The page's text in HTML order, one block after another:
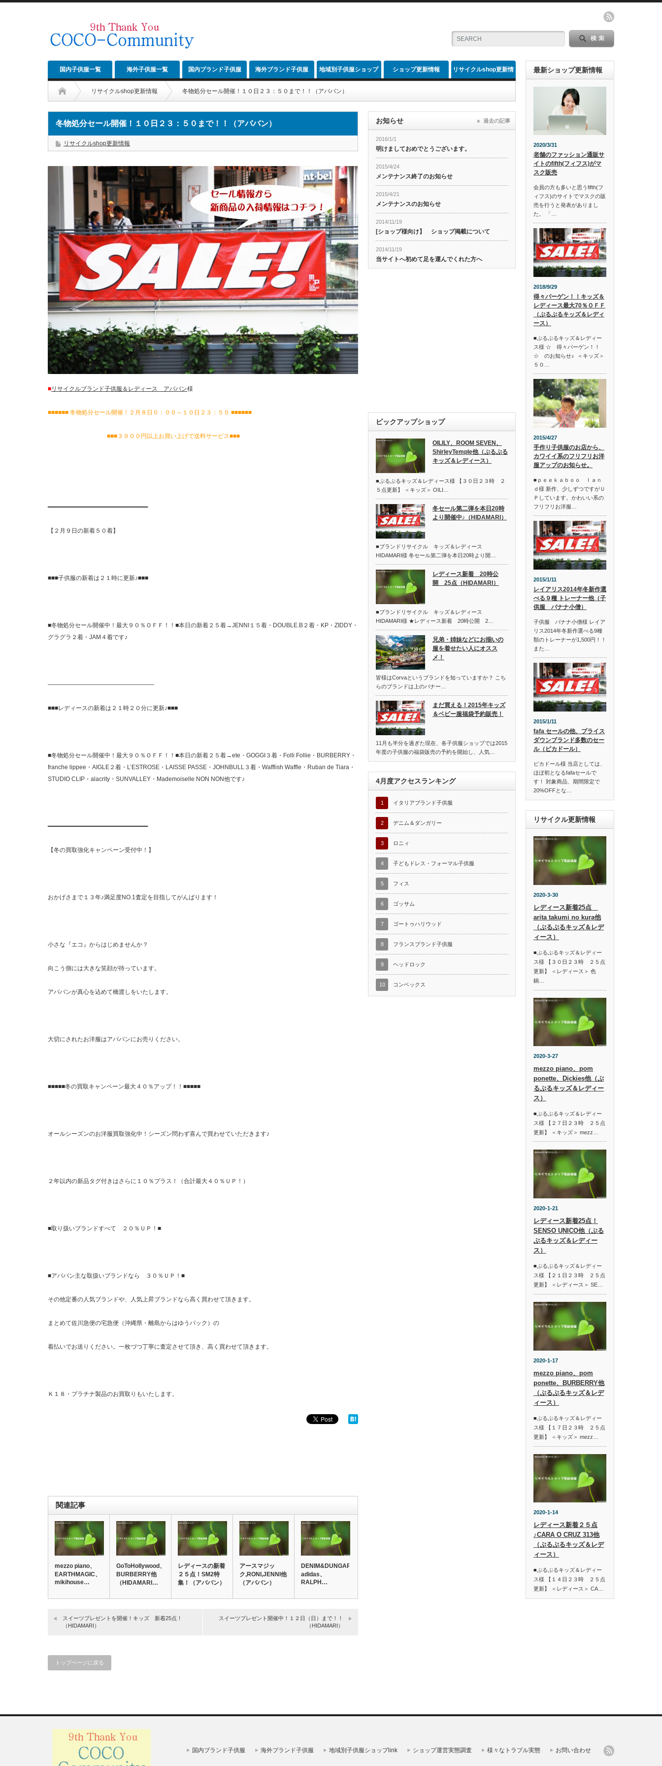
国内子供服一覧 海外子供服一覧 国内ブランド子供服 海外ブランド子供服 地域別子供服ショップ ショップ更新情報 リサイクルshop更新情
リサイクルshop更新情報 冬物処分セール開催！１０日２３：５０まで！！（アババン）
冬物処分セール開催！１０日２３：５０まで！！（アババン）
リサイクルshop更新情報
■リサイクルブランド子供服＆レディース アババン様
■■■■■■ 冬物処分セール開催！２月８日０：００～１０日２３：５０ ■■■■■■
■■■３９００円以上お買い上げで送料サービス■■■
━━━━━━━━━━━━━━━━━━━━━━━━━━━━━
【２月９日の新着５０着】
■■■子供服の新着は２１時に更新♪■■■
■冬物処分セール開催中！最大９０％ＯＦＦ！！■本日の新着２５着→JENNI１５着・DOUBLE.B２着・KP・ZIDDY・
グラグラ２着・JAM４着です♪
——————————————————
■■■レディースの新着は２１時２０分に更新♪■■■
■冬物処分セール開催中！最大９０％ＯＦＦ！！■本日の新着２５着→ete・GOGGI３着・Folli Follie・BURBERRY・
franche lippee・AIGLE２着・L’ESTROSE・LAISSE PASSE・JOHNBULL３着・Wafflish Waffle・Ruban de Tiara・
STUDIO CLIP・alacrity・SUNVALLEY・Mademoiselle NON NON他です♪
━━━━━━━━━━━━━━━━━━━━━━━━━━━━━
【冬の買取強化キャンペーン受付中！】
おかげさまで１３年♪満足度NO.1査定を目指してがんばります！
小さな『エコ』からはじめませんか？
向こう側には大きな笑顔が待っています。
アババンが真心を込めて橋渡しをいたします。
大切にされたお洋服はアババンにお売りください。
■■■■■冬の買取キャンペーン最大４０％アップ！！■■■■■
オールシーズンのお洋服買取強化中！シーズン問わず喜んで買わせていただきます♪
２年以内の新品タグ付きはさらに１０％プラス！（合計最大４０％ＵＰ！）
■取り扱いブランドすべて ２０％ＵＰ！■
■アババン主な取扱いブランドなら ３０％ＵＰ！■
その他定番の人気ブランドや、人気上昇ブランドなら高く買わせて頂きます。
まとめて佐川急便の宅急便（沖縄県・離島からはゆうパック）の
着払いでお送りください。一枚づつ丁寧に査定させて頂き、高く買わせて頂きます。
Ｋ１８・プラチナ製品のお買取りもいたします。
関連記事
mezzo piano、
EARTHMAGIC、
mikihouse…
GoToHollywood、
BURBERRY他
（HIDAMARI…
レディースの新着
２５点！SM2特
集！（アババン）
アースマジッ
ク,RONI,JENNI他
（アババン）
DENIM&DUNGAREE、
adidas、
RALPH…
スイーツプレゼントを開催！キッズ 新着25点！
（HIDAMARI）
スイーツプレゼント開催中！１２日（日）まで！！
（HIDAMARI）
トップページに戻る
お知らせ
2016/1/1
明けましておめでとうございます。
2015/4/24
メンテナンス終了のお知らせ
2015/4/21
メンテナンスのお知らせ
2014/11/19
[ショップ様向け】 ショップ掲載について
2014/11/19
当サイトへ初めて足を運んでくれた方へ
過去の記事
ピックアップショップ
OILILY、ROOM SEVEN、
ShirleyTemple他（ぷるぷる
キッズ＆レディース）
■ぷるぷるキッズ＆レディース様 【３０日２３時 ２
５点更新】 ＜キッズ＞ OILI…
冬セール第二弾を本日20時
より開催中♪（HIDAMARI）
■ブランドリサイクル キッズ＆レディース
HIDAMARI様 冬セール第二弾を本日20時より開…
レディース新着 20時公
開 25点（HIDAMARI）
■ブランドリサイクル キッズ＆レディース
HIDAMARI様 ★レディース新着 20時公開 2…
兄弟・姉妹などにお揃いの
服を着せたい人にオスス
メ！
皆様はCorvaというブランドを知っていますか？ こち
らのブランドは上のバナー…
まだ買える！2015年キッズ
＆ベビー服福袋予約販売！
11月も半分を過ぎた現在、各子供服ショップでは2015
年度の子供服の福袋販売の予約を開始し、人気…
4月度アクセスランキング
1 イタリアブランド子供服
2 デニム＆ダンガリー
3 ロニィ
4 子どもドレス・フォーマル子供服
5 フィス
6 ゴッサム
7 ゴートゥハリウッド
8 フランスブランド子供服
9 ヘッドロック
10 コンベックス
最新ショップ更新情報
2020/3/31
老舗のファッション通販サ
イトのfifth(フィフス)がマ
スク販売
会員の方も多いと思うfifth(フ
ィフス)のサイトでマスクの販
売を行うと発表がありまし
た。 「…
2018/9/29
得々バーゲン！！キッズ＆
レディース最大70％ＯＦＦ
（ぷるぷるキッズ＆レディ
ース）
■ぷるぷるキッズ＆レディー
ス様 ☆ 得々バーゲン！！
☆ のお知らせ♪ ＜キッズ＞
５０…
2015/4/27
手作り子供服のお店から、
カワイイ系のフリフリお洋
服アップのお知らせ。
■ｐｅｅｋａｂｏｏ ｌａｎ
ｄ様 新作、少しずつですがＵ
Ｐしています。かわいい系の
フリフリお洋服…
2015/1/11
レイアリス2014年冬新作選
べる９種 トレーナー他（子
供服 バナナ小僧）
子供服 バナナ小僧様 レイア
リス2014年冬新作選べる9種
類のトレーナーが1,500円！！
また…
2015/1/11
fafa セールの他、プライス
ダウンブランド多数のセー
ル（ピカドール）
ピカドール様 当店としては、
ほぼ初となるfafaセールで
す！ 対象商品、期間限定で
20%OFFとな…
リサイクル更新情報
2020-3-30
レディース新着25点
arita takumi no kura他
（ぷるぷるキッズ＆レデ
ィース）
■ぷるぷるキッズ＆レディー
ス様 【３０日２３時 ２５点
更新】 ＜レディース＞ 色
鍋…
2020-3-27
mezzo piano、pom
ponette、Dickies他（ぷ
るぷるキッズ＆レディー
ス）
■ぷるぷるキッズ＆レディー
ス様 【２７日２３時 ２５点
更新】 ＜キッズ＞ mezz…
2020-1-21
レディース新着25点！
SENSO UNICO他（ぷる
ぷるキッズ＆レディー
ス）
■ぷるぷるキッズ＆レディー
ス様 【２１日２３時 ２５点
更新】 ＜レディース＞ SE…
2020-1-17
mezzo piano、pom
ponette、BURBERRY他
（ぷるぷるキッズ＆レデ
ィース）
■ぷるぷるキッズ＆レディー
ス様 【１７日２３時 ２５点
更新】 ＜キッズ＞ mezz…
2020-1-14
レディース新着２５点
♪CARA O CRUZ 313他
（ぷるぷるキッズ＆レデ
ィース）
■ぷるぷるキッズ＆レディー
ス様 【１４日２３時 ２５点
更新】 ＜レディース＞ CA…
国内ブランド子供服 海外ブランド子供服 地域別子供服ショップlink ショップ運営実態調査 様々なトラブル実態 お問い合わせ